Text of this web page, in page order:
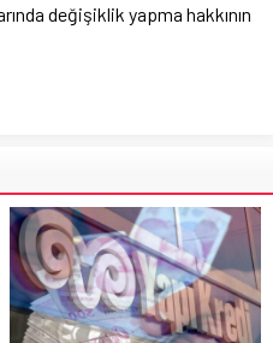
değişiklik yapma hakkının